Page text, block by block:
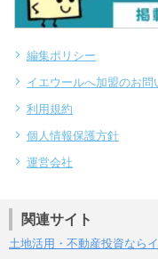
編集ポリシー
イエウールへ加盟のお問
利用規約
個人情報保護方針
運営会社
関連サイト
土地活用・不動産投資なら